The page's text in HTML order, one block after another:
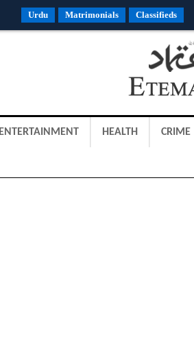
Urdu Matrimonials Classifieds
ENTERTAINMENT HEALTH CRIME